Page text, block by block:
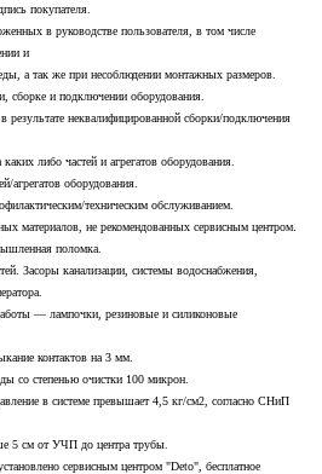
покупателя.
в руководстве пользователя, в том числе
и
а так же при несоблюдении монтажных размеров.
сборке и подключении оборудования.
результате неквалифицированной сборки/подключения
либо частей и агрегатов оборудования.
агрегатов оборудования.
техническим обслуживанием.
материалов, не рекомендованных сервисным центром.
поломка.
Засоры канализации, системы водоснабжения,
— лампочки, резиновые и силиконовые
контактов на 3 мм.
со степенью очистки 100 микрон.
в системе превышает 4,5 кг/см2, согласно СНиП
5 см от УЧП до центра трубы.
сервисным центром "Deto", бесплатное